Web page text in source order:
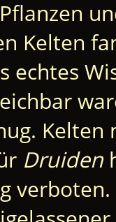
Kelten
echtes
Druiden